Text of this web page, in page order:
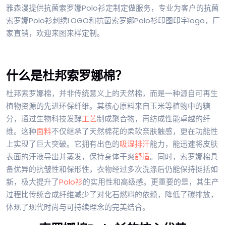
雅森漫提供抗菌索罗娜Polo衫定制定做服务，专业为客户的抗菌
索罗娜Polo衫刺绣LOGO和抗菌索罗娜Polo衫印图印字logo，厂
家直销，欢迎来图来样定制。
什么是杜邦索罗娜棉？
杜邦索罗娜棉，并非传统意义上的天然棉，而是一种源自可再生
植物资源的先进环保纤维。其核心原料来自玉米等植物中的糖
分，通过生物科技发酵工艺制成聚合物，再纺成性能卓越的纤
维。这种面料不仅继承了天然棉花的柔软亲肤触感，更在功能性
上实现了巨大突破。它拥有出色的吸湿排汗能力，能迅速将皮肤
表面的汗液导出并蒸发，保持身体干爽舒适。同时，索罗娜棉具
备优异的抗皱性和保形性，衣物经过多次洗涤后仍能保持挺括如
新，极大提升了Polo衫的实用性和高级感。更重要的是，其生产
过程比传统合成纤维减少了对化石燃料的依赖，降低了碳排放，
体现了现代时尚与可持续理念的完美结合。